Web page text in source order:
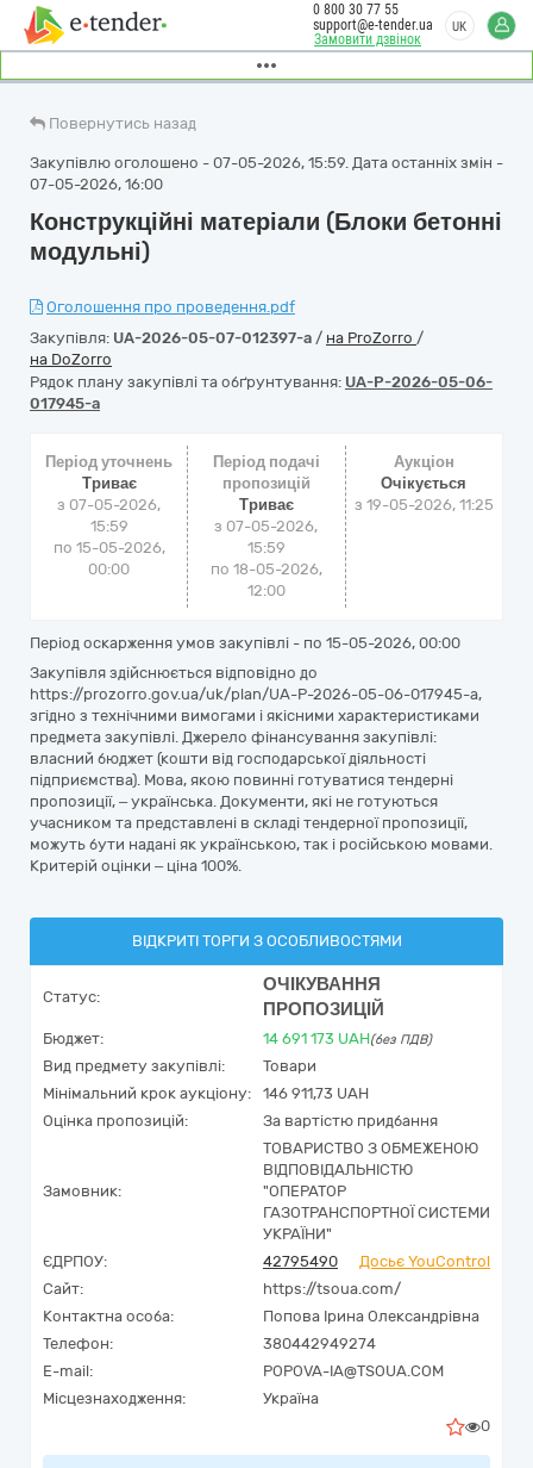
Замовити дзвінок
0 800 30 77 55
support@e-tender.ua
UK
Повернутись назад
Закупівлю оголошено - 07-05-2026, 15:59. Дата останніх змін -
07-05-2026, 16:00
Конструкційні матеріали (Блоки бетонні
модульні)
Оголошення про проведення.pdf
Закупівля: UA-2026-05-07-012397-a / на ProZorro /
на DoZorro
Рядок плану закупівлі та обґрунтування: UA-P-2026-05-06-
017945-a
Період уточнень
Триває
з 07-05-2026,
15:59
по 15-05-2026,
00:00
Період подачі
пропозицій
Триває
з 07-05-2026,
15:59
по 18-05-2026,
12:00
Аукціон
Очікується
з 19-05-2026, 11:25
Період оскарження умов закупівлі - по 15-05-2026, 00:00
Закупівля здійснюється відповідно до
https://prozorro.gov.ua/uk/plan/UA-P-2026-05-06-017945-a,
згідно з технічними вимогами і якісними характеристиками
предмета закупівлі. Джерело фінансування закупівлі:
власний бюджет (кошти від господарської діяльності
підприємства). Мова, якою повинні готуватися тендерні
пропозиції, – українська. Документи, які не готуються
учасником та представлені в складі тендерної пропозиції,
можуть бути надані як українською, так і російською мовами.
Критерій оцінки – ціна 100%.
ВІДКРИТІ ТОРГИ З ОСОБЛИВОСТЯМИ
Статус:
ОЧІКУВАННЯ
ПРОПОЗИЦІЙ
Бюджет: 14 691 173 UAH(без ПДВ)
Вид предмету закупівлі:
Товари
Мінімальний крок аукціону:
146 911,73 UAH
Оцінка пропозицій:
За вартістю придбання
Замовник:
ТОВАРИСТВО З ОБМЕЖЕНОЮ
ВІДПОВІДАЛЬНІСТЮ
"ОПЕРАТОР
ГАЗОТРАНСПОРТНОЇ СИСТЕМИ
УКРАЇНИ"
ЄДРПОУ:
42795490
Досьє YouControl
Сайт:
https://tsoua.com/
Контактна особа:
Попова Ірина Олександрівна
Телефон:
380442949274
E-mail:
POPOVA-IA@TSOUA.COM
Місцезнаходження:
Україна
0